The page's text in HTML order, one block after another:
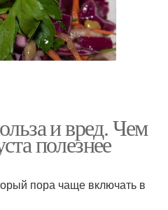
и вред. Чем
полезнее
пора чаще включать в